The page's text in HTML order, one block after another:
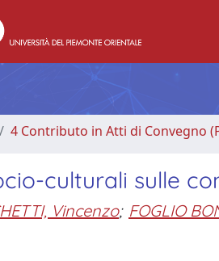
4 Contributo in Atti di Convegno
culturali sulle
Vincenzo; FOGLIO